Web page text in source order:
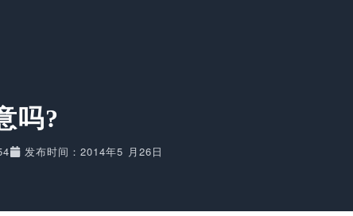
吗?
发布时间：2014年5 月26日